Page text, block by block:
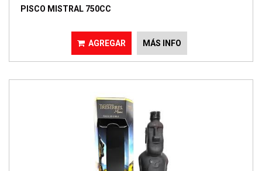
PISCO MISTRAL 750CC
AGREGAR MÁS INFO